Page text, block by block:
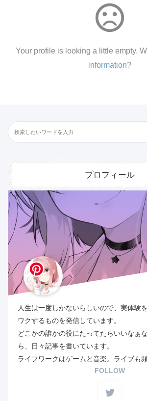
sentiment_dissatisfied
Your profile is looking a little empty.
information?
プロフィール
人生は一度しかないらしいので、実体験
ワクするものを発信しています。
どこかの誰かの役にたってたらいいなぁ
ら、日々記事を書いています。
ライフワークはゲームと音楽。ライブも
FOLLOW